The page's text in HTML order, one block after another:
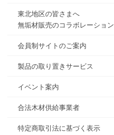
東北地区の皆さまへ
無垢材販売のコラボレーション
会員制サイトのご案内
製品の取り置きサービス
イベント案内
合法木材供給事業者
特定商取引法に基づく表示